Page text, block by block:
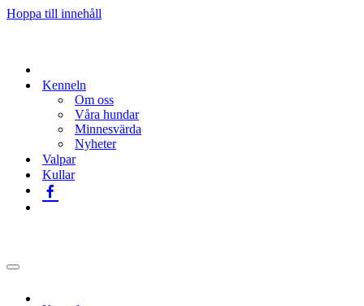
Hoppa till innehåll
Kenneln
Om oss
Våra hundar
Minnesvärda
Nyheter
Valpar
Kullar
Navigeringsmeny